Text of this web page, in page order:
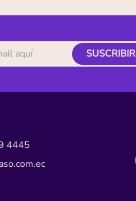
SUSCRIBIR
4445